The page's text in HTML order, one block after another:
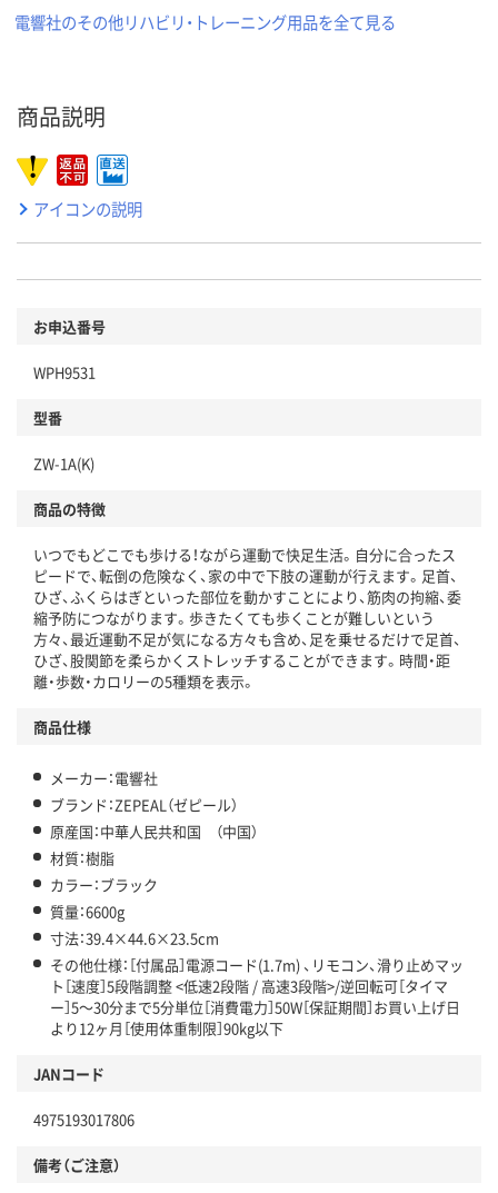
電響社のその他リハビリ・トレーニング用品を全て見る
商品説明
アイコンの説明
お申込番号
WPH9531
型番
ZW-1A(K)
商品の特徴
いつでもどこでも歩ける！ながら運動で快足生活。自分に合ったス
ピードで、転倒の危険なく、家の中で下肢の運動が行えます。足首、
ひざ、ふくらはぎといった部位を動かすことにより、筋肉の拘縮、委
縮予防につながります。歩きたくても歩くことが難しいという
方々、最近運動不足が気になる方々も含め、足を乗せるだけで足首、
ひざ、股関節を柔らかくストレッチすることができます。時間・距
離・歩数・カロリーの5種類を表示。
商品仕様
メーカー：電響社
ブランド：ZEPEAL（ゼピール）
原産国：中華人民共和国 （中国）
材質：樹脂
カラー：ブラック
質量：6600g
寸法：39.4×44.6×23.5cm
その他仕様：［付属品］電源コード(1.7m) 、リモコン、滑り止めマッ
ト［速度］5段階調整 <低速2段階 / 高速3段階>/逆回転可［タイマ
ー］5～30分まで5分単位［消費電力］50W［保証期間］お買い上げ日
より12ヶ月［使用体重制限］90kg以下
JANコード
4975193017806
備考（ご注意）